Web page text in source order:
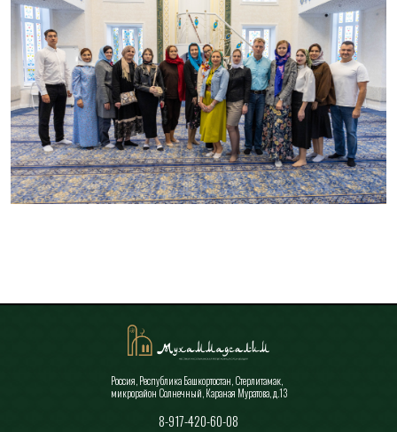
Россия, Республика Башкортостан, Стерлитамак,
микрорайон Солнечный, Караная Муратова, д.13
8-917-420-60-08